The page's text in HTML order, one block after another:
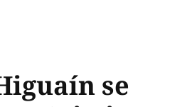
se